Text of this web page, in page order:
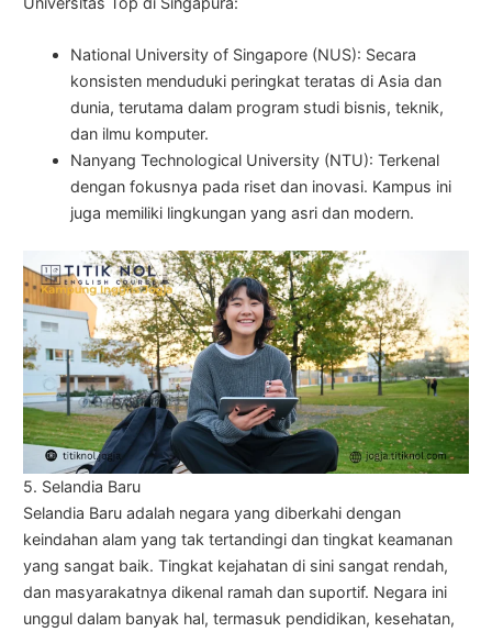
National University of Singapore (NUS): Secara
konsisten menduduki peringkat teratas di Asia dan
dunia, terutama dalam program studi bisnis, teknik,
dan ilmu komputer.
Nanyang Technological University (NTU): Terkenal
dengan fokusnya pada riset dan inovasi. Kampus ini
juga memiliki lingkungan yang asri dan modern.
5. Selandia Baru
Selandia Baru adalah negara yang diberkahi dengan
keindahan alam yang tak tertandingi dan tingkat keamanan
yang sangat baik. Tingkat kejahatan di sini sangat rendah,
dan masyarakatnya dikenal ramah dan suportif. Negara ini
unggul dalam banyak hal, termasuk pendidikan, kesehatan,